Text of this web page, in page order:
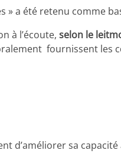
» a été retenu comme
à l’écoute,selon le
fournissent les
d’améliorer sa